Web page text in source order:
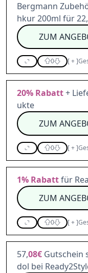
Bergmann
hkur 200ml für 22,
ZUM
0 [+]
20% Rabatt+
ukte
ZUM
0 [+]
1% Rabattfür
ZUM
0 [+]
57,08€ Gutschein
dol bei